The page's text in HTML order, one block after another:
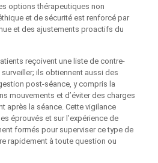
options thérapeutiques non
et de sécurité est renforcé par
et des ajustements proactifs du
reçoivent une liste de contre-
ils obtiennent aussi des
post‑séance, y compris la
mouvements et d’éviter des charges
après la séance. Cette vigilance
éprouvés et sur l’expérience de
formés pour superviser ce type de
rapidement à toute question ou